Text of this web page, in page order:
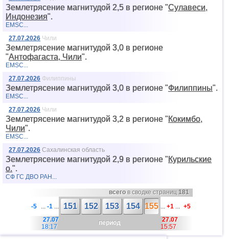
Землетрясение магнитудой 2,5 в регионе "Сулавеси,
Индонезия".
EMSC...
27.07.2026 Чили
Землетрясение магнитудой 3,0 в регионе
"Антофагаста, Чили".
EMSC...
27.07.2026 Филиппины
Землетрясение магнитудой 3,0 в регионе "Филиппины".
EMSC...
27.07.2026 Чили
Землетрясение магнитудой 3,2 в регионе " Кокимбо,
Чили".
EMSC...
27.07.2026 Сахалинская область
Землетрясение магнитудой 2,9 в регионе " Курильские
о.".
СФ ГС ДВО РАН...
всегов сводке страниц 181
-5
... -1... 151 152 153 154 155 ...+1 ... +5
27.07
18:17
период
27.07
15:57